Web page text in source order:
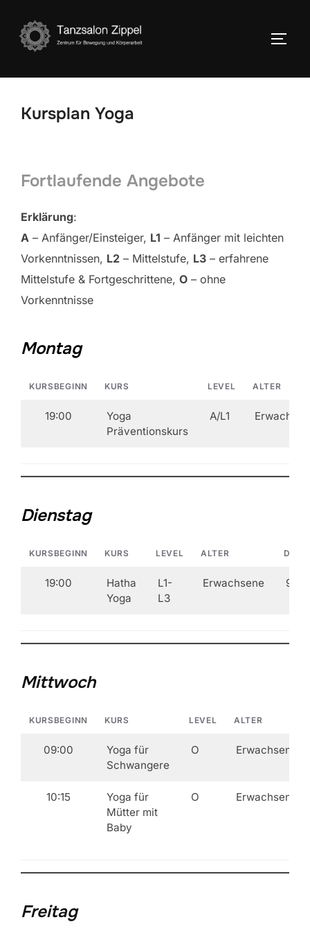
Inhalt
springen
Kursplan Yoga
Fortlaufende Angebote
Erklärung:
A – Anfänger/Einsteiger, L1 – Anfänger mit leichten
Vorkenntnissen, L2 – Mittelstufe, L3 – erfahrene
Mittelstufe & Fortgeschrittene, O – ohne
Vorkenntnisse
Montag
KURSBEGINN KURS LEVEL ALTER
19:00
Yoga
Präventionskurs
A/L1
Dienstag
KURSBEGINN KURS LEVEL ALTER
19:00
Hatha
Yoga
L1-
L3
Erwachsene 90′
Mittwoch
KURSBEGINN KURS LEVEL ALTER
09:00
Yoga für
Schwangere
O Erwachsene
10:15
Yoga für
Mütter mit
Baby
O Erwachsene
Freitag